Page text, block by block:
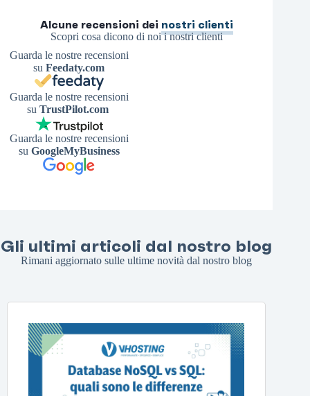
Alcune recensioni dei nostri clienti
Scopri cosa dicono di noi i nostri clienti
Guarda le nostre recensioni
suFeedaty.com
Guarda le nostre recensioni
su TrustPilot.com
Guarda le nostre recensioni
su GoogleMyBusiness
Gli ultimi articoli dal nostro blog
Rimani aggiornato sulle ultime novità dal nostro blog